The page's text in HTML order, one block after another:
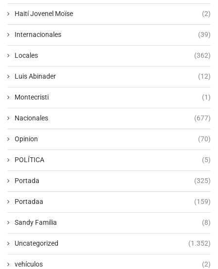
Haití Jovenel Moïse (2)
Internacionales (39)
Locales (362)
Luis Abinader (12)
Montecristi (1)
Nacionales (677)
Opinion (70)
POLÍTICA (5)
Portada (325)
Portadaa (159)
Sandy Familia (8)
Uncategorized (1.352)
vehículos (2)